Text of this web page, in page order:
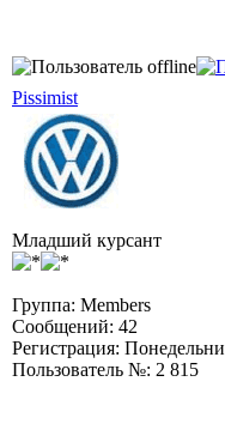
Pissimist
Младший курсант
Группа: Members
Сообщений: 42
Регистрация:
Пользователь №: 2 815